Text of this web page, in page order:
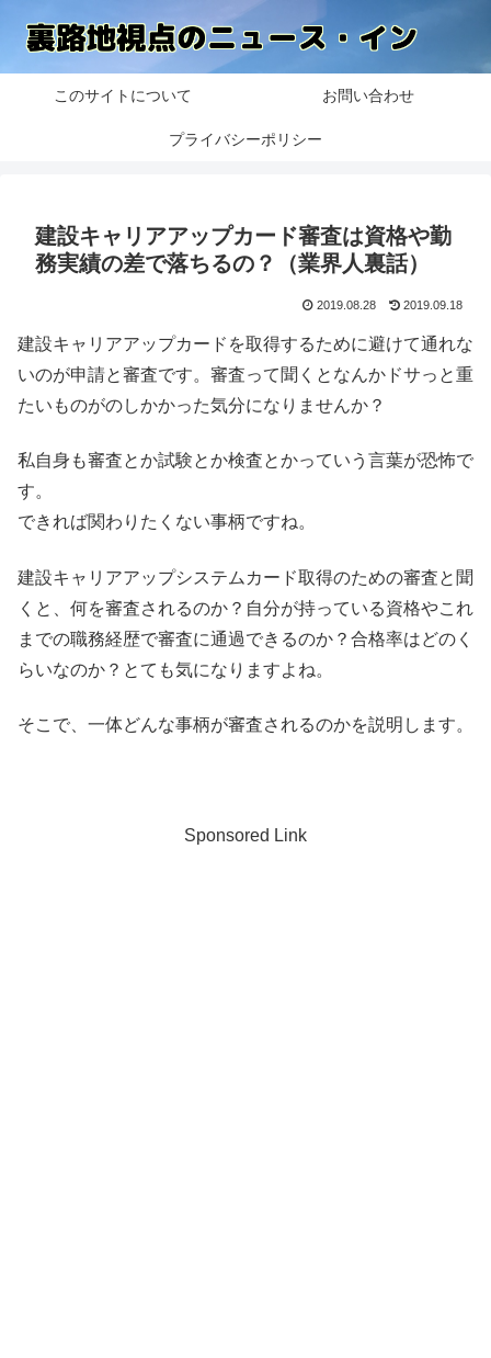
このサイトについて お問い合わせ
プライバシーポリシー
建設キャリアアップカード審査は資格や勤
務実績の差で落ちるの？（業界人裏話）
2019.08.28 2019.09.18
建設キャリアアップカードを取得するために避けて通れな
いのが申請と審査です。審査って聞くとなんかドサっと重
たいものがのしかかった気分になりませんか？
私自身も審査とか試験とか検査とかっていう言葉が恐怖で
す。
できれば関わりたくない事柄ですね。
建設キャリアアップシステムカード取得のための審査と聞
くと、何を審査されるのか？自分が持っている資格やこれ
までの職務経歴で審査に通過できるのか？合格率はどのく
らいなのか？とても気になりますよね。
そこで、一体どんな事柄が審査されるのかを説明します。
Sponsored Link